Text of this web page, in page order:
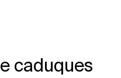
caduques